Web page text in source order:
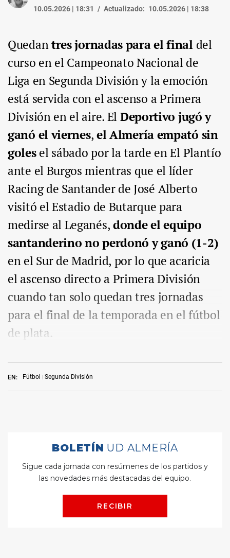
10.05.2026 | 18:31 Actualizado: 10.05.2026 | 18:38
EN: Fútbol Segunda División
Quedantres jornadas para el final del
curso en el Campeonato Nacional de
Liga en Segunda División y la emoción
está servida con el ascenso a Primera
División en el aire. El Deportivo jugó y
ganó el viernes,el Almería empató sin
golesel sábado por la tarde en El Plantío
ante el Burgos mientras que el líder
Racing de Santander de José Alberto
visitó el Estadio de Butarque para
medirse al Leganés,donde el equipo
santanderino no perdonó y ganó (1-2)
en el Sur de Madrid, por lo que acaricia
el ascenso directo a Primera División
cuando tan solo quedan tres jornadas
para el final de la temporada en el fútbol
de plata.